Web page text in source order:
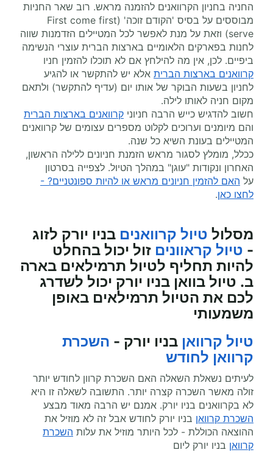
החניה בחניון הקרוואנים להזמנה מראש. רוב שאר החניות
מבוססים על בסיס 'הקודם זוכה' (First come first
serve) וזאת על מנת לאפשר לכל המטיילים הזדמנות שווה
לחנות בפארקים הלאומיים בארצות הברית עוצרי הנשימה
ביפיים. לכן, אין מה להילחץ אם לא תוכלו להזמין חניו
קרוואנים בארצות הברית אלא יש להתקשר או להגיע
לחניון בשעות הבוקר של אותו יום (עדיף להתקשר) ולתאם
מקום חניה לאותו לילה.
חשוב להדגיש כייש הרבה חניוני קרוואנים בארצות הברית
והם מיומנים וערוכים לקלוט מספרים עצומים של קרוואנים
המטיילים בעונת השיא כל שנה.
ככלל, מומלץ לסגור מראש הזמנת חניונים ללילה הראשון,
האחרון ונקודות "עוגן" במהלך הטיול. לצפייה בסרטון
על האם להזמין חניונים מראש או להיות ספונטניים? -
לחצו כאן.
מסלול טיול קרוואנים בניו יורק לזוג
- טיול קראוונים זול יכול בהחלט
להיות תחליף לטיול תרמילאים בארה
ב. טיול בוואן בניו יורק יכול לשדרג
לכם את הטיול תרמילאים באופן
משמעותי
טיול קרוואן בניו יורק - השכרת
קרוואן לחודש
לעיתים נשאלת השאלה האם השכרת קרוון לחודש יותר
זולה מאשר השכרה קצרה יותר. התשובה לשאלה זו היא
לא בקרוואנים בניו יורק. אמנם יש הרבה מאוד מבצע
השכרת קרוואן בניו יורק לחודש אבל זה לא מוזיל את
ההוצאה הכוללת - לכל היותר מוזיל את עלות השכרת
קרוואן בניו יורק ליום